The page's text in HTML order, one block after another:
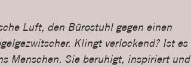
Luft, den Bürostuhl gegen einen
Klingt verlockend? Ist es
Menschen. Sie beruhigt, inspiriert und